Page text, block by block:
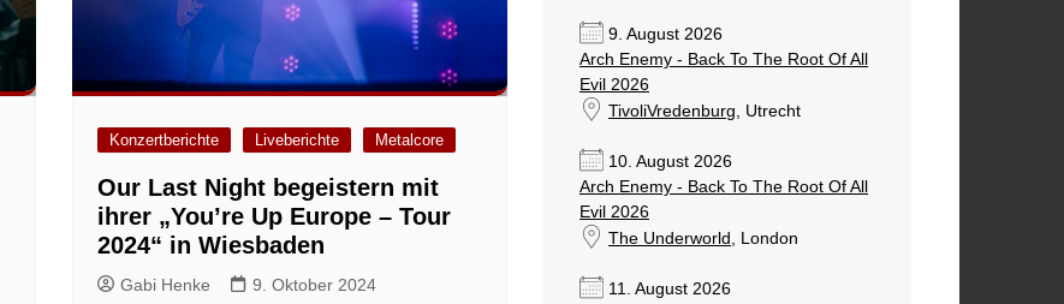
Konzertberichte Liveberichte Metalcore
Our Last Night begeistern mit
ihrer „You’re Up Europe – Tour
2024“ in Wiesbaden
Gabi Henke 9. Oktober 2024
9. August 2026
Arch Enemy - Back To The Root Of All
Evil 2026
TivoliVredenburg, Utrecht
10. August 2026
Arch Enemy - Back To The Root Of All
Evil 2026
The Underworld , London
11. August 2026